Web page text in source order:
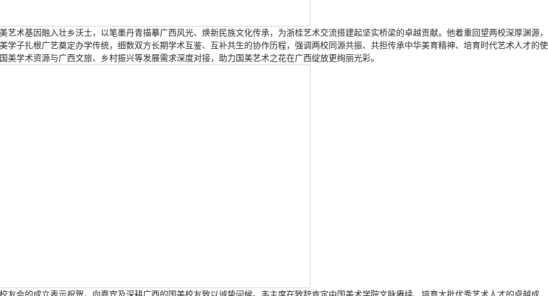
术基因融入壮乡沃土，以笔墨丹青描摹广西风光、焕新民族文化传承，为浙桂艺术交流搭建起坚实桥梁的卓越贡献。他着重回望两校深厚渊源，
学子扎根广艺奠定办学传统，细数双方长期学术互鉴、互补共生的协作历程，强调两校同源共振、共担传承中华美育精神、培育时代艺术人才的使
学术资源与广西文旅、乡村振兴等发展需求深度对接，助力国美艺术之花在广西绽放更绚丽光彩。